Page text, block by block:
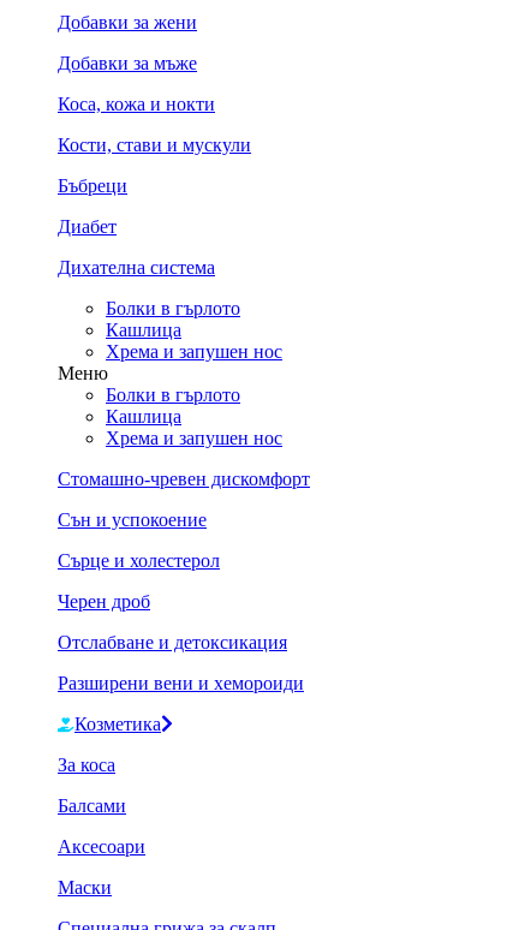
Добавки за жени
Добавки за мъже
Коса, кожа и нокти
Кости, стави и мускули
Бъбреци
Диабет
Дихателна система
Болки в гърлото
Кашлица
Хрема и запушен нос
Меню
Болки в гърлото
Кашлица
Хрема и запушен нос
Стомашно-чревен дискомфорт
Сън и успокоение
Сърце и холестерол
Черен дроб
Отслабване и детоксикация
Разширени вени и хемороиди
Козметика
За коса
Балсами
Аксесоари
Маски